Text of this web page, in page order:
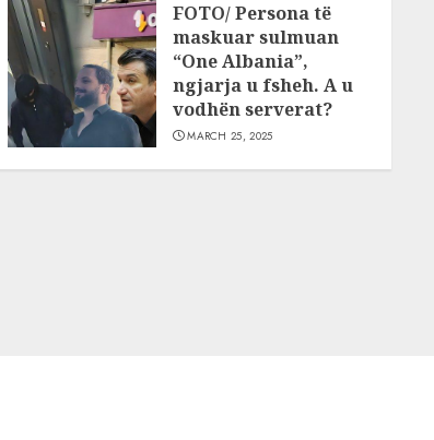
FOTO/ Persona të
maskuar sulmuan
“One Albania”,
ngjarja u fsheh. A u
vodhën serverat?
MARCH 25, 2025